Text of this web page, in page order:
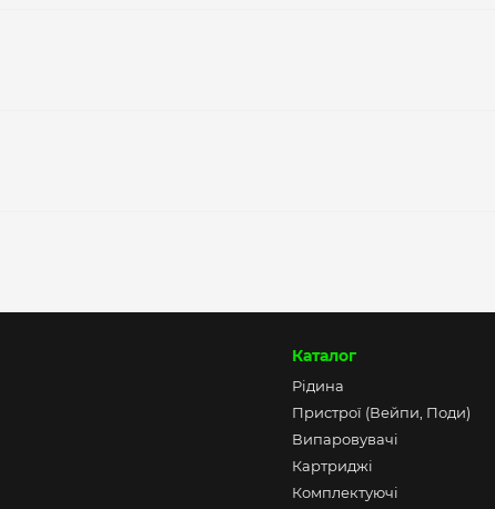
Каталог
Рідина
Пристрої (Вейпи, Поди)
Випаровувачі
Картриджі
Комплектуючі